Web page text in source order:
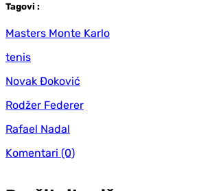
Tagovi :
Masters Monte Karlo
tenis
Novak Đoković
Rodžer Federer
Rafael Nadal
Komentari (0)